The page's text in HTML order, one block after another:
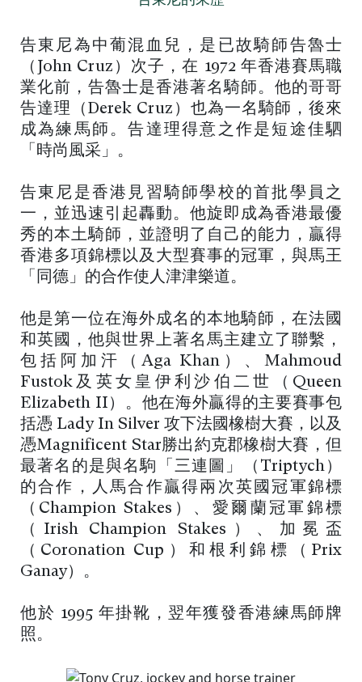
告東尼為中葡混血兒，是已故騎師告魯士
（John Cruz）次子，在 1972 年香港賽馬職
業化前，告魯士是香港著名騎師。他的哥哥
告達理（Derek Cruz）也為一名騎師，後來
成為練馬師。告達理得意之作是短途佳駟
「時尚風采」。
告東尼是香港見習騎師學校的首批學員之
一，並迅速引起轟動。他旋即成為香港最優
秀的本土騎師，並證明了自己的能力，贏得
香港多項錦標以及大型賽事的冠軍，與馬王
「同德」的合作使人津津樂道。
他是第一位在海外成名的本地騎師，在法國
和英國，他與世界上著名馬主建立了聯繫，
包括阿加汗（Aga Khan）、Mahmoud
Fustok及英女皇伊利沙伯二世（Queen
Elizabeth II）。他在海外贏得的主要賽事包
括憑 Lady In Silver 攻下法國橡樹大賽，以及
憑Magnificent Star勝出約克郡橡樹大賽，但
最著名的是與名駒「三連圖」（Triptych）
的合作，人馬合作贏得兩次英國冠軍錦標
（Champion Stakes）、愛爾蘭冠軍錦標
（Irish Champion Stakes）、加冕盃
（Coronation Cup）和根利錦標（Prix
Ganay）。
他於 1995 年掛靴，翌年獲發香港練馬師牌
照。